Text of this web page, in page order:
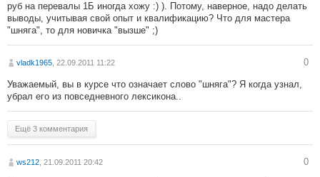
руб на перевалы 1Б иногда хожу :) ). Потому, наверное, надо делать
выводы, учитывая свой опыт и квалификацию? Что для мастера
"шняга", то для новичка "вызше" ;)
vladk1965 , 22.09.2011 11:22 0
Уважаемый, вы в курсе что означает слово "шняга"? Я когда узнал,
убрал его из повседневного лексикона..
Ещё 3 комментария
ws212 , 21.09.2011 20:42 0